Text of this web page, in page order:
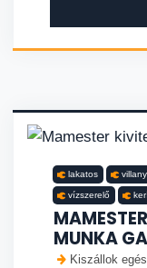
lakatos
vízszerelő
MUNKA
Kiszállok